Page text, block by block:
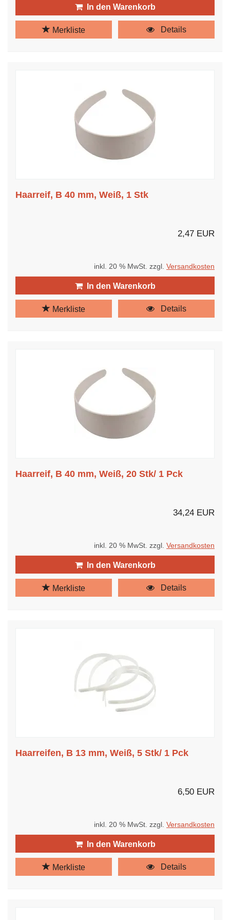
In den Warenkorb
Merkliste Details
Haarreif, B 40 mm, Weiß, 1 Stk
2,47 EUR
inkl. 20 % MwSt. zzgl. Versandkosten
In den Warenkorb
Merkliste Details
Haarreif, B 40 mm, Weiß, 20 Stk/ 1 Pck
34,24 EUR
inkl. 20 % MwSt. zzgl. Versandkosten
In den Warenkorb
Merkliste Details
Haarreifen, B 13 mm, Weiß, 5 Stk/ 1 Pck
6,50 EUR
inkl. 20 % MwSt. zzgl. Versandkosten
In den Warenkorb
Merkliste Details